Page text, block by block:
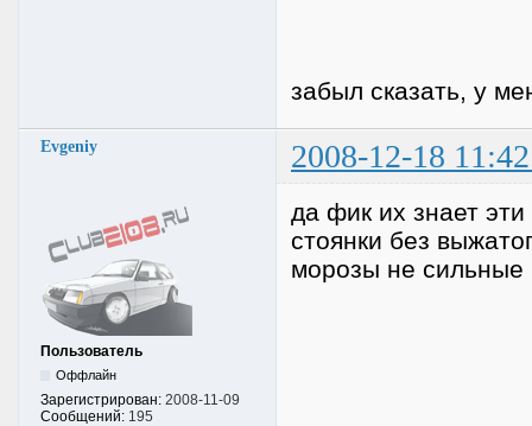
забыл сказать, у
Evgeniy 2008-12-18
Пользователь
Оффлайн
Зарегистрирован: 2008-11-09
Сообщений: 195
да фик их знает
стоянки без
морозы не сильные